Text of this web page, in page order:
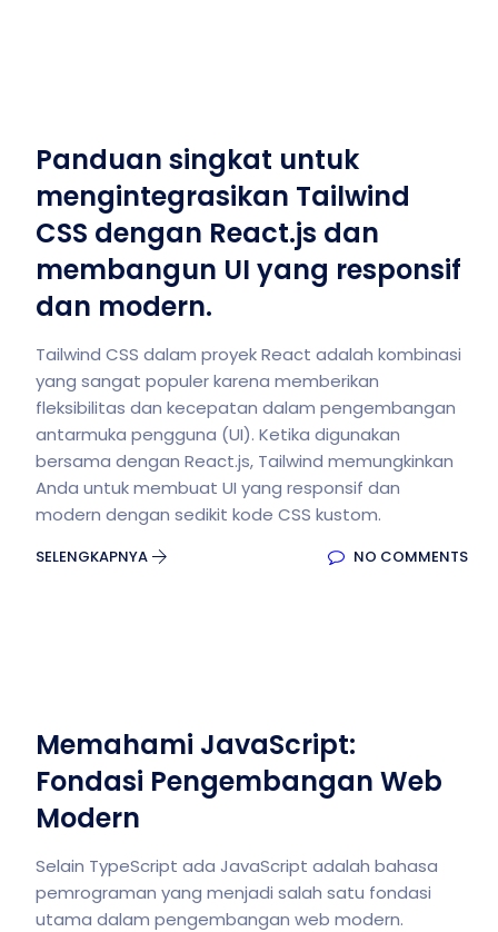
Panduan singkat untuk
mengintegrasikan Tailwind
CSS dengan React.js dan
membangun UI yang responsif
dan modern.
Tailwind CSS dalam proyek React adalah kombinasi
yang sangat populer karena memberikan
fleksibilitas dan kecepatan dalam pengembangan
antarmuka pengguna (UI). Ketika digunakan
bersama dengan React.js, Tailwind memungkinkan
Anda untuk membuat UI yang responsif dan
modern dengan sedikit kode CSS kustom.
SELENGKAPNYA NO COMMENTS
Memahami JavaScript:
Fondasi Pengembangan Web
Modern
Selain TypeScript ada JavaScript adalah bahasa
pemrograman yang menjadi salah satu fondasi
utama dalam pengembangan web modern.